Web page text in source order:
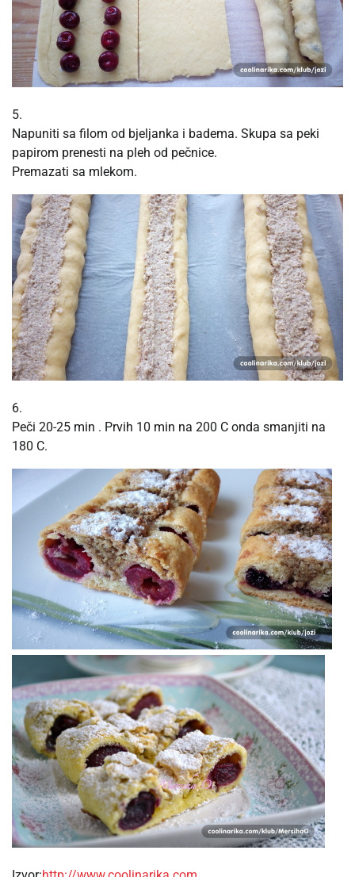
5.
Napuniti sa filom od bjeljanka i badema. Skupa sa peki
papirom prenesti na pleh od pečnice.
Premazati sa mlekom.
6.
Peči 20-25 min . Prvih 10 min na 200 C onda smanjiti na
180 C.